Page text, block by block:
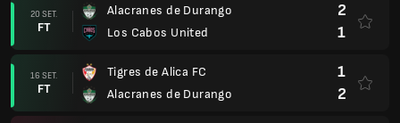
20 SET.
FT
Alacranes de Durango
Los Cabos United
2
1
16 SET.
FT
Tigres de Alica FC
Alacranes de Durango
1
2